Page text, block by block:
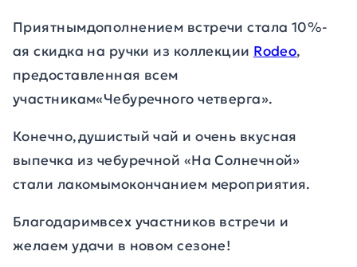
Приятнымдополнением встречи стала 10%-
ая скидка на ручки из коллекции Rodeo,
предоставленная всем
участникам«Чебуречного четверга».
Конечно,душистый чай и очень вкусная
выпечка из чебуречной «На Солнечной»
стали лакомымокончанием мероприятия.
Благодаримвсех участников встречи и
желаем удачи в новом сезоне!